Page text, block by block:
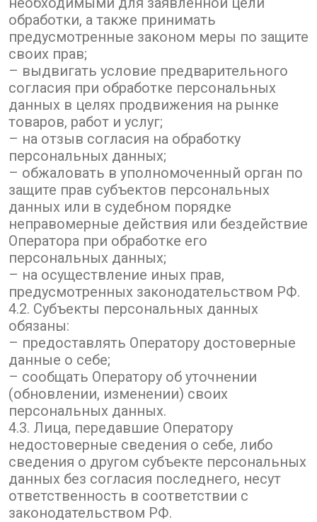
обработки, а также принимать
предусмотренные законом меры по защите
своих прав;
– выдвигать условие предварительного
согласия при обработке персональных
данных в целях продвижения на рынке
товаров, работ и услуг;
– на отзыв согласия на обработку
персональных данных;
– обжаловать в уполномоченный орган по
защите прав субъектов персональных
данных или в судебном порядке
неправомерные действия или бездействие
Оператора при обработке его
персональных данных;
– на осуществление иных прав,
предусмотренных законодательством РФ.
4.2. Субъекты персональных данных
обязаны:
– предоставлять Оператору достоверные
данные о себе;
– сообщать Оператору об уточнении
(обновлении, изменении) своих
персональных данных.
4.3. Лица, передавшие Оператору
недостоверные сведения о себе, либо
сведения о другом субъекте персональных
данных без согласия последнего, несут
ответственность в соответствии с
законодательством РФ.